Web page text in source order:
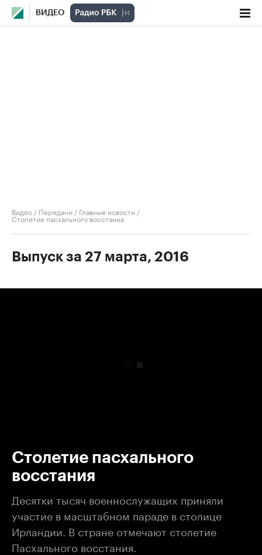
ВИДЕО
Видео / Передачи / Главные новости /
Столетие пасхального восстания
Выпуск за 27 марта, 2016
Столетие пасхального
восстания
Десятки тысяч военнослужащих приняли
участие в масштабном параде в столице
Ирландии. В стране отмечают столетие
Пасхального восстания.